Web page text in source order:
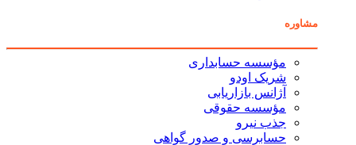
مشاوره
مؤسسه حسابداری
شریک اودو
آژانس بازاریابی
مؤسسه حقوقی
جذب نیرو
حسابرسی و صدور گواهی